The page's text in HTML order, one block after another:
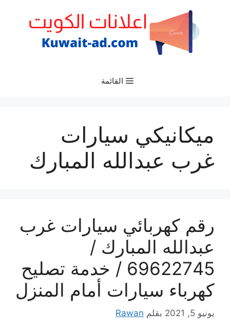
القائمة
ميكانيكي سيارات
غرب عبدالله المبارك
رقم كهربائي سيارات غرب
عبدالله المبارك /
69622745 / خدمة تصليح
كهرباء سيارات أمام المنزل
يونيو 5, 2021 بقلم Rawan